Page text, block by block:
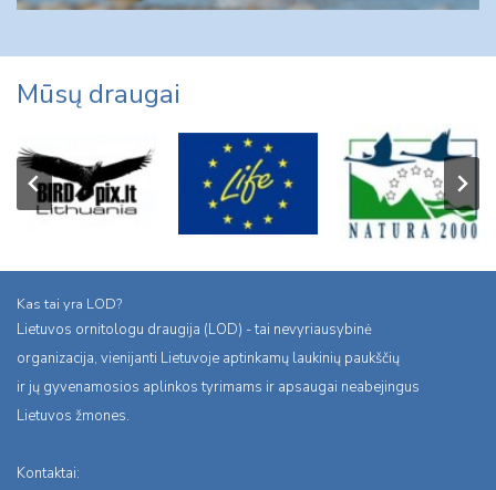
Mūsų draugai
Kas tai yra LOD?
Lietuvos ornitologu draugija (LOD) - tai nevyriausybinė
organizacija, vienijanti Lietuvoje aptinkamų laukinių paukščių
ir jų gyvenamosios aplinkos tyrimams ir apsaugai neabejingus
Lietuvos žmones.
Kontaktai: